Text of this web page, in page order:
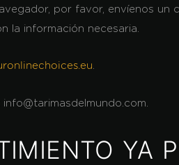
por favor, envíenos un
la información necesaria.
YA